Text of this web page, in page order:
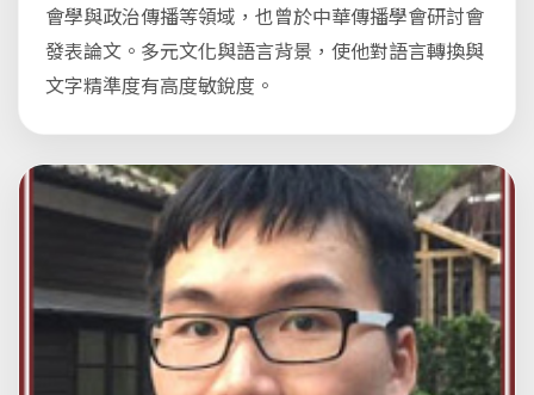
會學與政治傳播等領域，也曾於中華傳播學會研討會
發表論文。多元文化與語言背景，使他對語言轉換與
文字精準度有高度敏銳度。